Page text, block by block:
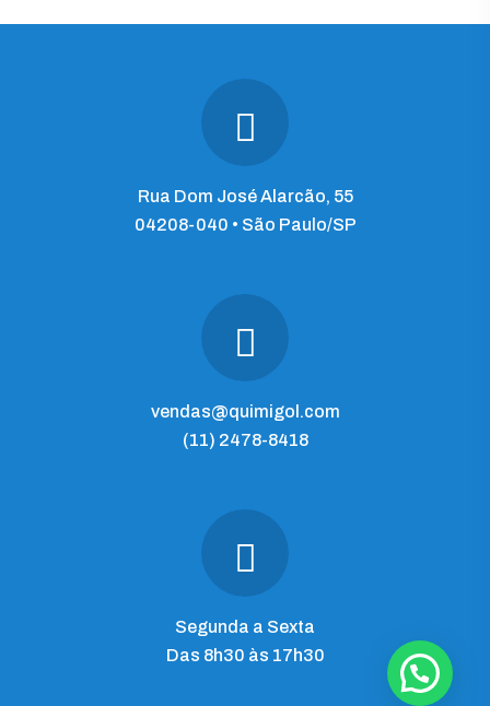
Rua Dom José Alarcão, 55
04208-040 • São Paulo/SP
vendas@quimigol.com
(11) 2478-8418
Segunda a Sexta
Das 8h30 às 17h30